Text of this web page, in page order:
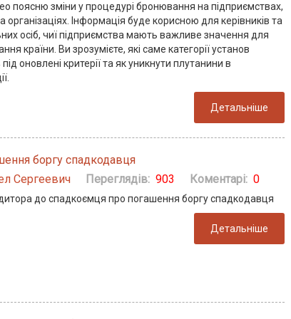
поясню зміни у процедурі бронювання на підприємствах,
організаціях. Інформація буде корисною для керівників та
осіб, чиї підприємства мають важливе значення для
країни. Ви зрозумієте, які саме категорії установ
оновлені критерії та як уникнути плутанини в
Детальніше
боргу спадкодавця
Сергеевич Переглядів: 903 Коментарі: 0
до спадкоємця про погашення боргу спадкодавця
Детальніше
2024-03-25
Штрафи у цифрах за порушення
трудового законодавства станом на 2024
рік